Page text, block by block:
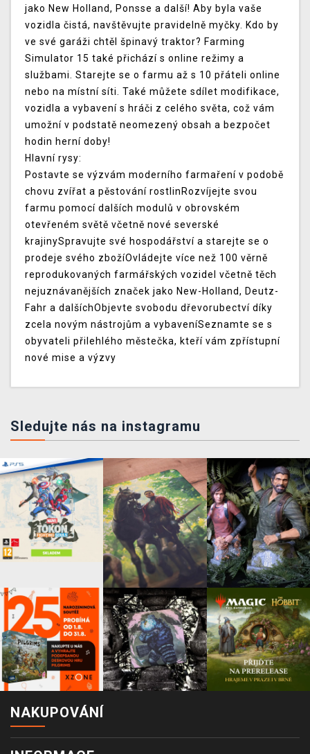
jako New Holland, Ponsse a další! Aby byla vaše
vozidla čistá, navštěvujte pravidelně myčky. Kdo by
ve své garáži chtěl špinavý traktor? Farming
Simulator 15 také přichází s online režimy a
službami. Starejte se o farmu až s 10 přáteli online
nebo na místní síti. Také můžete sdílet modifikace,
vozidla a vybavení s hráči z celého světa, což vám
umožní v podstatě neomezený obsah a bezpočet
hodin herní doby!
Hlavní rysy:
Postavte se výzvám moderního farmaření v podobě
chovu zvířat a pěstování rostlinRozvíjejte svou
farmu pomocí dalších modulů v obrovském
otevřeném světě včetně nové severské
krajinySpravujte své hospodářství a starejte se o
prodeje svého zbožíOvládejte více než 100 věrně
reprodukovaných farmářských vozidel včetně těch
nejuznávanějších značek jako New-Holland, Deutz-
Fahr a dalšíchObjevte svobodu dřevorubectví díky
zcela novým nástrojům a vybaveníSeznamte se s
obyvateli přilehlého městečka, kteří vám zpřístupní
nové mise a výzvy
Sledujte nás na instagramu
NAKUPOVÁNÍ